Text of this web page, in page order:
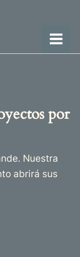
por
Nuestra
abrirá sus